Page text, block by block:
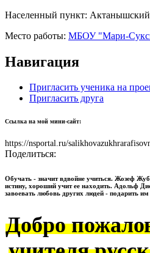
Населенный пункт:
Место работы: МБОУ "Мари-
Навигация
Пригласить ученика на
Пригласить друга
Ссылка на мой мини-сайт:
https://nsportal.ru/
Поделиться:
Обучать - значит вдвойне учиться. Жозеф
истину, хороший учит ее находить. Адольф
завоевать любовь других людей - подарить
Добро